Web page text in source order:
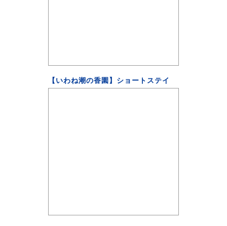
【いわね潮の香園】ショートステイ